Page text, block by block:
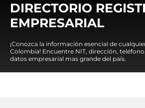
DIRECTORIO
EMPRESARIAL
¡Conozca la información esencial de
Colombia! Encuentre NIT, dirección,
datos empresarial mas grande del país.